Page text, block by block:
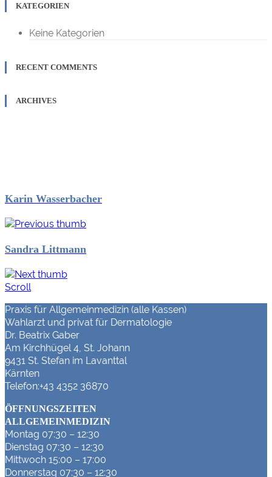
KATEGORIEN
Keine Kategorien
RECENT COMMENTS
ARCHIVES
Karin Wasserbacher
Sandra Littmann
Scroll
Praxis für Allgemeinmedizin (alle Kassen)
Wahlarzt und privat für Dermatologie
Dr. Beatrix Gaber
Am Kirchhügel 4, St. Johann
9431 St. Stefan im Lavanttal
Kärnten
Telefon:+43 4352 36870
ÖFFNUNGSZEITEN
ALLGEMEINMEDIZIN
Montag 07:30 – 12:30
Dienstag 07:30 – 12:30
Mittwoch 15:00 – 17:00
Donnerstag 07:30 – 12:30